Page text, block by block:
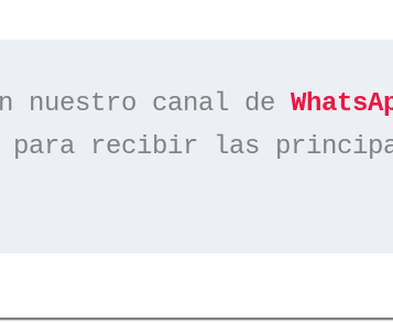
nuestro canal de
para recibir las